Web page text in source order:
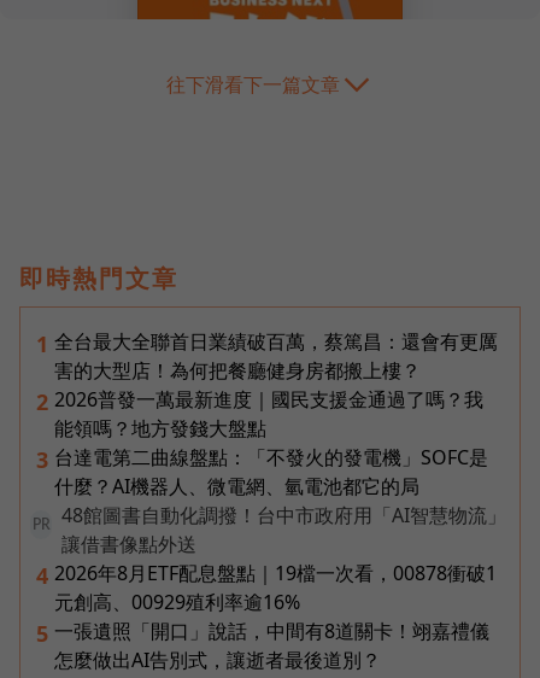
往下滑看下一篇文章
即時熱門文章
1 全台最大全聯首日業績破百萬，蔡篤昌：還會有更厲
害的大型店！為何把餐廳健身房都搬上樓？
2 2026普發一萬最新進度｜國民支援金通過了嗎？我
能領嗎？地方發錢大盤點
3 台達電第二曲線盤點：「不發火的發電機」SOFC是
什麼？AI機器人、微電網、氫電池都它的局
PR
48館圖書自動化調撥！台中市政府用「AI智慧物流」
讓借書像點外送
4 2026年8月ETF配息盤點｜19檔一次看，00878衝破1
元創高、00929殖利率逾16%
5 一張遺照「開口」說話，中間有8道關卡！翊嘉禮儀
怎麼做出AI告別式，讓逝者最後道別？